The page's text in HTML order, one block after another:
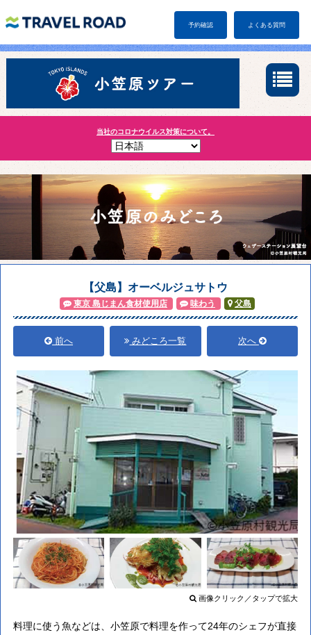
予約確認 よくある質問
当社のコロナウイルス対策について。
【父島】オーベルジュサトウ
東京 島じまん食材使用店 味わう 父島
前へ みどころ一覧 次へ
画像クリック／タップで拡大
料理に使う魚などは、小笠原で料理を作って24年のシェフが直接